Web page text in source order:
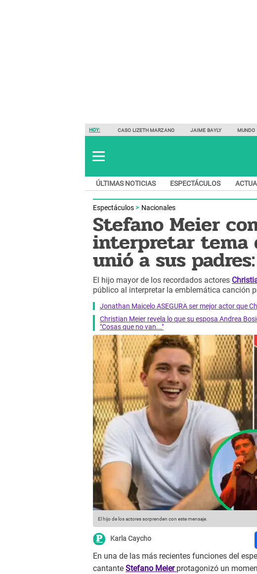
HOY: CASO LIZETH MARZANO JAIME BAYLY MUNDO
ÚLTIMAS NOTICIAS ESPECTÁCULOS
Espectáculos Nacionales
Stefano Meier
interpretar tema
unió a sus
El hijo mayor de los recordados actores
público al interpretar la emblemática canción
Jonathan Maicelo ASEGURA ser mejor actor que
Christian Meier revela lo que su esposa Andrea
"Cosas que no van..."
El hijo de los actores sorprenden con este mensaje.
Karla Caycho
En una de las más recientes funciones del
cantante Stefano Meier protagonizó un